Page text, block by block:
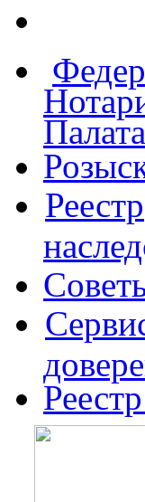
Палата
Реестр